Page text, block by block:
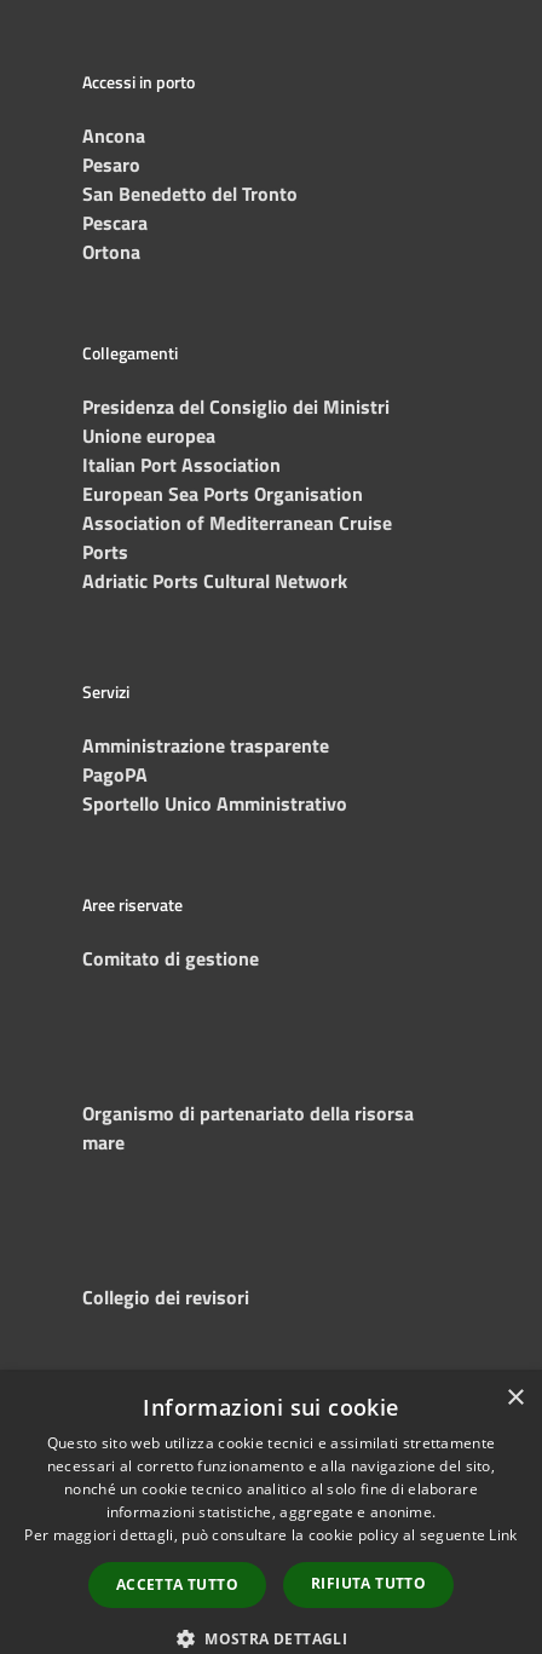
Accessi in porto
Ancona
Pesaro
San Benedetto del Tronto
Pescara
Ortona
Collegamenti
Presidenza del Consiglio dei Ministri
Unione europea
Italian Port Association
European Sea Ports Organisation
Association of Mediterranean Cruise
Ports
Adriatic Ports Cultural Network
Servizi
Amministrazione trasparente
PagoPA
Sportello Unico Amministrativo
Aree riservate
Comitato di gestione
Organismo di partenariato della risorsa
mare
Collegio dei revisori
Accessibility
Privacy
Cookie
Sitemap
Copyright © 2025
Autorità di
Sistema Portuale
del Mare Adriatico
Centrale
Powered by
Municipium
Accesso redazione
×
Informazioni sui cookie
Questo sito web utilizza cookie tecnici e assimilati strettamente
necessari al corretto funzionamento e alla navigazione del sito,
nonché un cookie tecnico analitico al solo fine di elaborare
informazioni statistiche, aggregate e anonime.
Per maggiori dettagli, può consultare la cookie policy al seguente Link
ACCETTA TUTTO RIFIUTA TUTTO
MOSTRA DETTAGLI